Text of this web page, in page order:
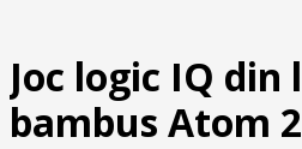
Joc logic IQ din
bambus Atom